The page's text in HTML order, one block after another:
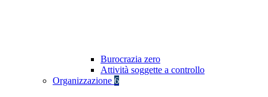
Burocrazia zero
Attività soggette a controllo
Organizzazione 6